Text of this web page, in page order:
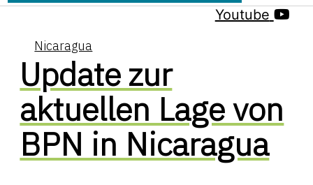
Youtube
Nicaragua
Update zur
aktuellen Lage von
BPN in Nicaragua